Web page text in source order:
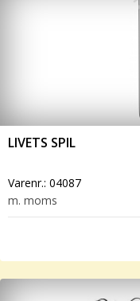
LIVETS SPIL
Varenr.: 04087
m. moms